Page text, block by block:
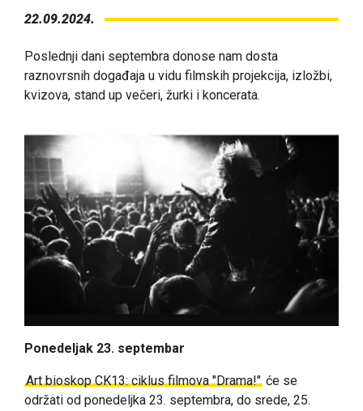
22.09.2024.
Poslednji dani septembra donose nam dosta
raznovrsnih događaja u vidu filmskih projekcija, izložbi,
kvizova, stand up večeri, žurki i koncerata.
Ponedeljak 23. septembar
Art bioskop CK13: ciklus filmova "Drama!" će se
održati od ponedeljka 23. septembra, do srede, 25.